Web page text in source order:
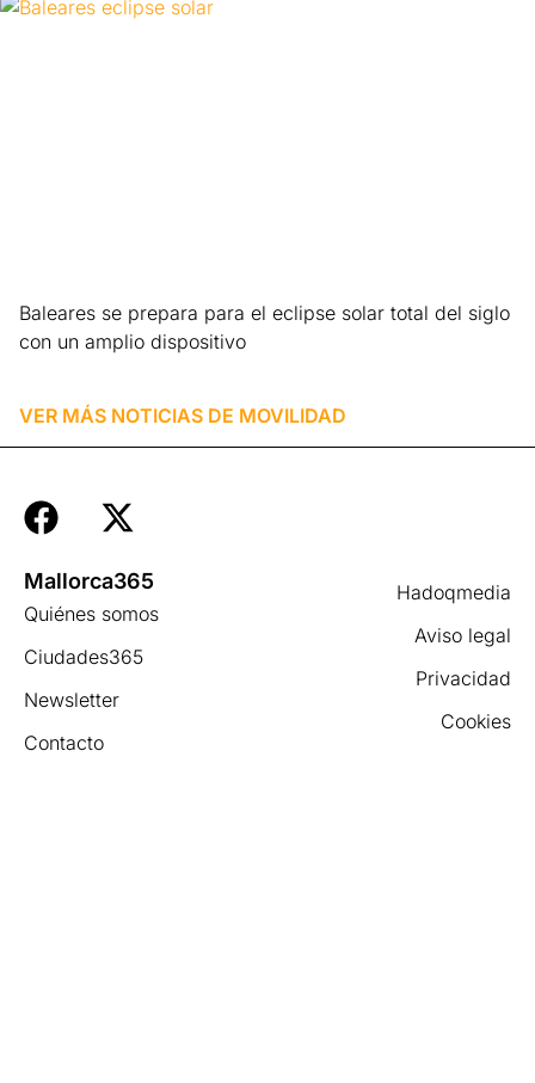
Baleares se prepara para el eclipse solar total del siglo
con un amplio dispositivo
VER MÁS NOTICIAS DE MOVILIDAD
Hadoqmedia
Aviso legal
Privacidad
Cookies
Mallorca365
Quiénes somos
Ciudades365
Newsletter
Contacto